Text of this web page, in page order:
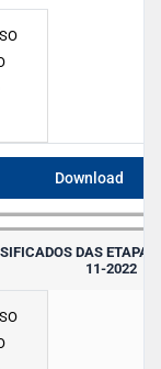
Download
DAS
11-2022